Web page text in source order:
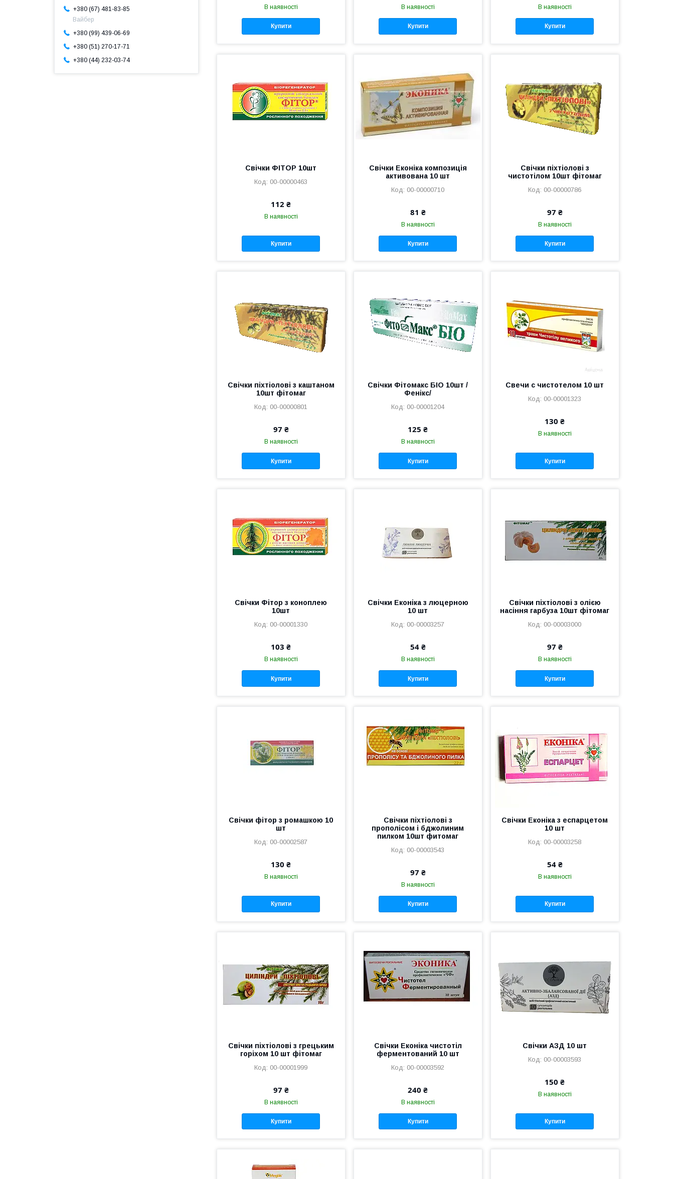
В наявності
Купити
В наявності
Купити
В наявності
Купити
Свічки ФІТОР 10шт
00-00000463
112 ₴
В наявності
Купити
Свічки Еконіка композиція
активована 10 шт
00-00000710
81 ₴
В наявності
Купити
Свічки піхтіолові з
чистотілом 10шт фітомаг
00-00000786
97 ₴
В наявності
Купити
Свічки піхтіолові з каштаном
10шт фітомаг
00-00000801
97 ₴
В наявності
Купити
Свічки Фітомакс БІО 10шт /
Фенікс/
00-00001204
125 ₴
В наявності
Купити
Свечи с чистотелом 10 шт
00-00001323
130 ₴
В наявності
Купити
Свічки Фітор з коноплею
10шт
00-00001330
103 ₴
В наявності
Купити
Свічки Еконіка з люцерною
10 шт
00-00003257
54 ₴
В наявності
Купити
Свічки піхтіолові з олією
насіння гарбуза 10шт фітомаг
00-00003000
97 ₴
В наявності
Купити
Свічки фітор з ромашкою 10
шт
00-00002587
130 ₴
В наявності
Купити
Свічки піхтіолові з
прополісом і бджолиним
пилком 10шт фитомаг
00-00003543
97 ₴
В наявності
Купити
Свічки Еконіка з еспарцетом
10 шт
00-00003258
54 ₴
В наявності
Купити
Свічки піхтіолові з грецьким
горіхом 10 шт фітомаг
00-00001999
97 ₴
В наявності
Купити
Свічки Еконіка чистотіл
ферментований 10 шт
00-00003592
240 ₴
В наявності
Купити
Свічки АЗД 10 шт
00-00003593
150 ₴
В наявності
Купити
+380 (67) 481-83-85
Вайбер
+380 (99) 439-06-69
+380 (51) 270-17-71
+380 (44) 232-03-74